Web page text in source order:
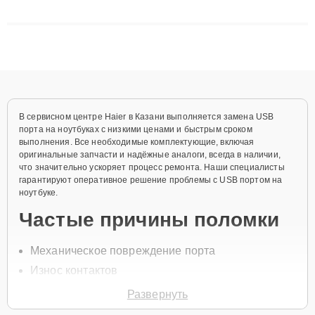
В сервисном центре Haier в Казани выполняется замена USB
порта на ноутбуках с низкими ценами и быстрым сроком
выполнения. Все необходимые комплектующие, включая
оригинальные запчасти и надёжные аналоги, всегда в наличии,
что значительно ускоряет процесс ремонта. Наши специалисты
гарантируют оперативное решение проблемы с USB портом на
ноутбуке.
Частые причины поломки
Механическое повреждение порта
Износ контактов
Окисление или загрязнение разъёма
Попадание влаги внутрь устройства
Развернуть